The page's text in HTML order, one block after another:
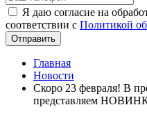
Я даю согласие на
соответствии с Политикой
Отправить
Главная
Новости
Скоро 23 февраля! В
представляем